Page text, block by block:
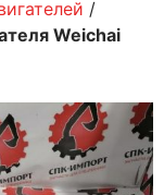
/
Weichai